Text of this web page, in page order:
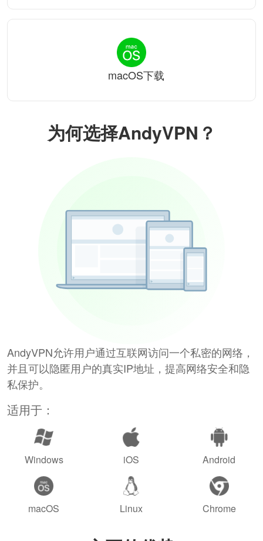
为何选择AndyVPN？
AndyVPN允许用户通过互联网访问一个私密的网络，
并且可以隐匿用户的真实IP地址，提高网络安全和隐
私保护。
适用于：
Windows iOS Android
macOS Linux Chrome
macOS下载